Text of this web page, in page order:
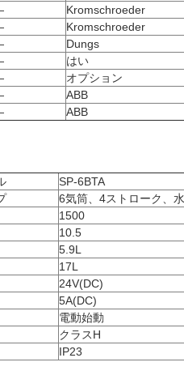
Kromschroeder
Kromschroeder
Dungs
はい
オプション
ABB
ABB
SP-6BTA
6気筒、4ストローク、
1500
10.5
5.9L
17L
24V(DC)
5A(DC)
電動始動
クラスH
IP23